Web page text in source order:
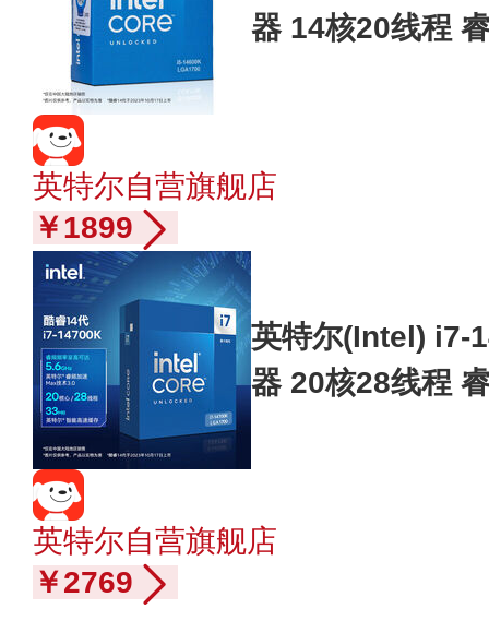
器 14核20线程
英特尔自营旗舰店
￥1899
英特尔(Intel) i7-
器 20核28线程
英特尔自营旗舰店
￥2769